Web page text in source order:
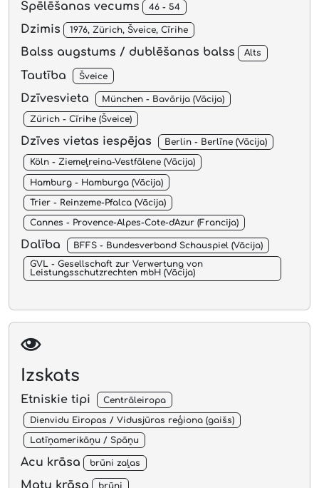
Spēlēšanas vecums 46 - 54
Dzimis 1976, Zürich, Šveice, Cīrihe
Balss augstums / dublēšanas balss Alts
Tautība Šveice
Dzīvesvieta München - Bavārija (Vācija)
Zürich - Cīrihe (Šveice)
Dzīves vietas iespējas Berlin - Berlīne (Vācija)
Köln - Ziemeļreina-Vestfālene (Vācija)
Hamburg - Hamburga (Vācija)
Trier - Reinzeme-Pfalca (Vācija)
Cannes - Provence-Alpes-Cote-d'Azur (Francija)
Dalība
BFFS - Bundesverband Schauspiel (Vācija)
GVL - Gesellschaft zur Verwertung von
Leistungsschutzrechten mbH (Vācija)
Izskats
Etniskie tipi Centrāleiropa
Dienvidu Eiropas / Vidusjūras reģiona (gaišs)
Latīņamerikāņu / Spāņu
Acu krāsa brūni zaļas
Matu krāsa